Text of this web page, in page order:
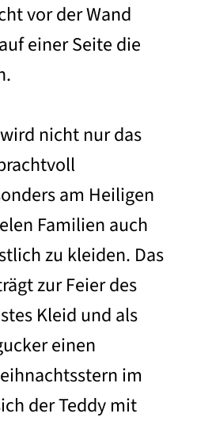
vor der Wand
einer Seite die
nicht nur das
am Heiligen
Familien auch
zu kleiden. Das
zur Feier des
Kleid und als
einen
im
der Teddy mit